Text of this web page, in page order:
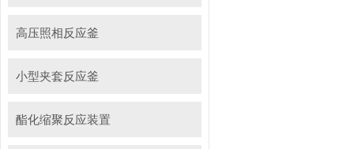
高压照相反应釜
小型夹套反应釜
酯化缩聚反应装置